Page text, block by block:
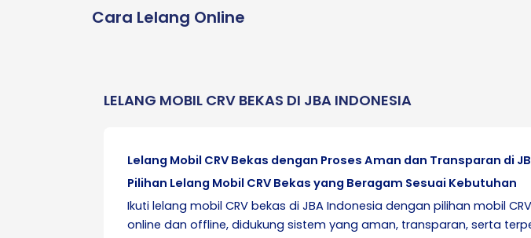
Cara Lelang Online
LELANG MOBIL CRV BEKAS DI JBA INDONESIA
Lelang Mobil CRV Bekas dengan Proses Aman dan Transparan di
Pilihan Lelang Mobil CRV Bekas yang Beragam Sesuai Kebutuhan
Ikuti lelang mobil CRV bekas di JBA Indonesia dengan pilihan mobil
online dan offline, didukung sistem yang aman, transparan, serta